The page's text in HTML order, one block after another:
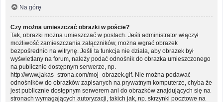
Na górę
Czy można umieszczać obrazki w poście?
Tak, obrazki można umieszczać w postach. Jeśli administrator włączył
możliwość zamieszczania załączników, można wgrać obrazek
bezpośrednio na witrynę. Jeśli ta funkcja nie działa, aby obrazek był
wyświetlany na forum, należy podać odnośnik do obrazka umieszczonego
na publicznie dostępnym serwerze, np.
http://www.jakas_strona.com/moj_obrazek.gif. Nie można podawać
odnośników do obrazków zapisanych na prywatnym komputerze, chyba że
jest publicznie dostępnym serwerem ani do obrazków znajdujących się na
stronach wymagających autoryzacji, takich jak, np. skrzynki pocztowe na